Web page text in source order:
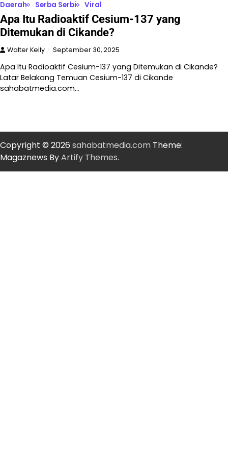
Daerah Serba Serbi Viral
Apa Itu Radioaktif Cesium-137 yang
Ditemukan di Cikande?
Walter Kelly September 30, 2025
Apa Itu Radioaktif Cesium-137 yang Ditemukan di Cikande?
Latar Belakang Temuan Cesium-137 di Cikande
sahabatmedia.com…
Copyright © 2026 sahabatmedia.com Theme:
Magaznews ByArtify Themes.